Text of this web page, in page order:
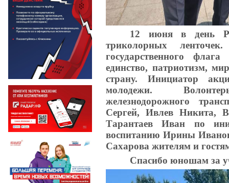
12 июня в день
триколорных
государственного
единство, патриотизм,
страну. Инициатор
молодежи.
железнодорожного
Сергей, Ивлев Никита,
Тарантаев Иван по
воспитанию Ирины
Сахарова жителям и
Спасибо юношам за